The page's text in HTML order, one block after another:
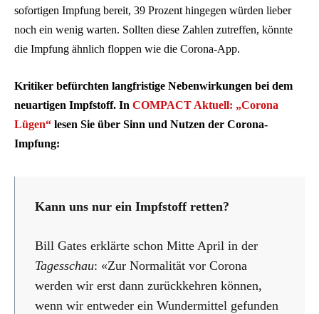
sofortigen Impfung bereit, 39 Prozent hingegen würden lieber
noch ein wenig warten. Sollten diese Zahlen zutreffen, könnte
die Impfung ähnlich floppen wie die Corona-App.
Kritiker befürchten langfristige Nebenwirkungen bei dem
neuartigen Impfstoff. In COMPACT Aktuell: „Corona
Lügen“ lesen Sie über Sinn und Nutzen der Corona-
Impfung:
Kann uns nur ein Impfstoff retten?
Bill Gates erklärte schon Mitte April in der
Tagesschau: «Zur Normalität vor Corona
werden wir erst dann zurückkehren können,
wenn wir entweder ein Wundermittel gefunden